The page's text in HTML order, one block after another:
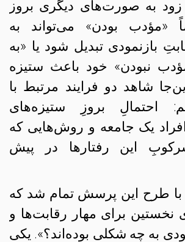
زود به صورت‌های دیگری بروز
«مؤدب بودن» می‌تواند به
بازنمودی تبدیل شود یا «به
نبودن» خود باعث ستیزه‌
شاهد دو فرایند مرتبط با
احتمالِ‌ بروزِ ستیزه‌های
افراد یک جامعه و روش‌هایی که
این رفتارها در پیش
با طرح این پرسش تمام شد که
نخستین برای مهار رقابت‌ها و
به چه شکلی بوده‌‌اند؟». یکی